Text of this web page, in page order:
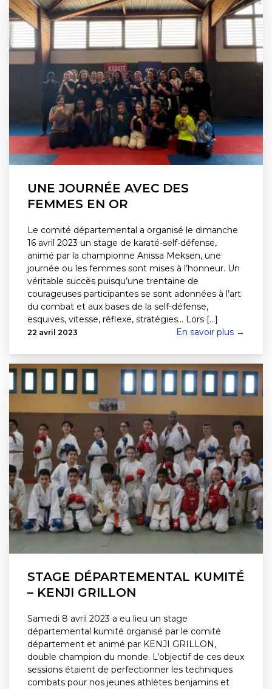
UNE JOURNÉE AVEC DES
FEMMES EN OR
Le comité départemental a organisé le dimanche
16 avril 2023 un stage de karaté-self-défense,
animé par la championne Anissa Meksen, une
journée ou les femmes sont mises à l’honneur. Un
véritable succès puisqu’une trentaine de
courageuses participantes se sont adonnées à l’art
du combat et aux bases de la self-défense,
esquives, vitesse, réflexe, stratégies… Lors [...]
22 avril 2023 En savoir plus →
STAGE DÉPARTEMENTAL KUMITÉ
– KENJI GRILLON
Samedi 8 avril 2023 a eu lieu un stage
départemental kumité organisé par le comité
département et animé par KENJI GRILLON,
double champion du monde. L’objectif de ces deux
sessions étaient de perfectionner les techniques
combats pour nos jeunes athlètes benjamins et